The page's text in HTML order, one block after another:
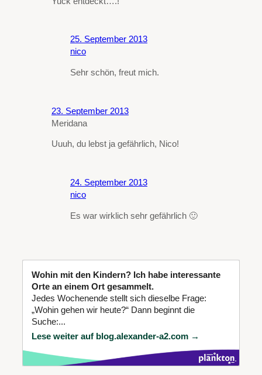
25. September 2013
nico
Sehr schön, freut mich.
23. September 2013
Meridana
Uuuh, du lebst ja gefährlich, Nico!
24. September 2013
nico
Es war wirklich sehr gefährlich 🙂
Wohin mit den Kindern? Ich habe interessante
Orte an einem Ort gesammelt.
Jedes Wochenende stellt sich dieselbe Frage:
„Wohin gehen wir heute?“ Dann beginnt die
Suche:...
Lese weiter auf blog.alexander-a2.com →